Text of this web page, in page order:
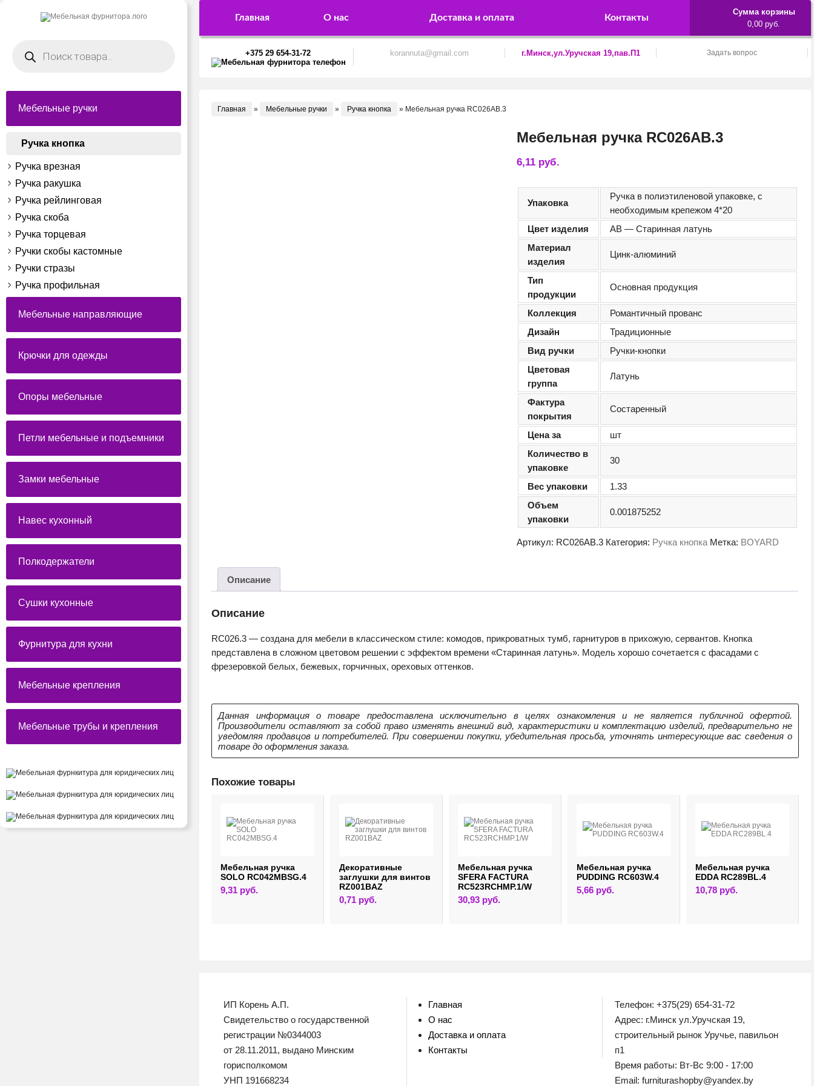
товаров
Мебельные ручки
Ручка кнопка
Ручка врезная
Ручка ракушка
Ручка рейлинговая
Ручка скоба
Ручка торцевая
Ручки скобы кастомные
Ручки стразы
Ручка профильная
Мебельные направляющие
Крючки для одежды
Опоры мебельные
Петли мебельные и подъемники
Замки мебельные
Навес кухонный
Полкодержатели
Сушки кухонные
Фурнитура для кухни
Мебельные крепления
Мебельные трубы и крепления
Главная О нас Доставка и оплата Контакты
Сумма корзины
0,00 руб.
+375 29 654-31-72 korannuta@gmail.com г.Минск,ул.Уручская 19,пав.П1 Задать вопрос
Главная » Мебельные ручки » Ручка кнопка » Мебельная ручка RC026AB.3
Мебельная ручка RC026AB.3
6,11 руб.
Упаковка
Ручка в полиэтиленовой упаковке, с
необходимым крепежом 4*20
Цвет изделия
AB — Старинная латунь
Материал
изделия
Цинк-алюминий
Тип
продукции
Основная продукция
Коллекция
Романтичный прованс
Дизайн
Традиционные
Вид ручки
Ручки-кнопки
Цветовая
группа
Латунь
Фактура
покрытия
Состаренный
Цена за
шт
Количество в
упаковке
30
Вес упаковки
1.33
Объем
упаковки
0.001875252
Артикул: RC026AB.3 Категория: Ручка кнопка Метка: BOYARD
Описание
Описание
RC026.3 — создана для мебели в классическом стиле: комодов, прикроватных тумб, гарнитуров в прихожую, сервантов. Кнопка
представлена в сложном цветовом решении с эффектом времени «Старинная латунь». Модель хорошо сочетается с фасадами с
фрезеровкой белых, бежевых, горчичных, ореховых оттенков.
Данная информация о товаре предоставлена исключительно в целях ознакомления и не является публичной офертой.
Производители оставляют за собой право изменять внешний вид, характеристики и комплектацию изделий, предварительно не
уведомляя продавцов и потребителей. При совершении покупки, убедительная просьба, уточнять интересующие вас сведения о
товаре до оформления заказа.
Похожие товары
Мебельная ручка
SOLO RC042MBSG.4
9,31 руб.
Декоративные
заглушки для винтов
RZ001BAZ
0,71 руб.
Мебельная ручка
SFERA FACTURA
RC523RCHMP.1/W
30,93 руб.
Мебельная ручка
PUDDING RC603W.4
5,66 руб.
Мебельная ручка
EDDA RC289BL.4
10,78 руб.
ИП Корень А.П.
Свидетельство о государственной
регистрации №0344003
от 28.11.2011, выдано Минским
горисполкомом
УНП 191668234
Главная
О нас
Доставка и оплата
Контакты
Телефон: +375(29) 654-31-72
Адрес: г.Минск ул.Уручская 19,
строительный рынок Уручье, павильон
п1
Время работы: Вт-Вс 9:00 - 17:00
Email: furniturashopby@yandex.by